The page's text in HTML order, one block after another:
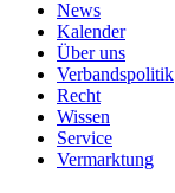
News
Kalender
Über uns
Verbandspolitik
Recht
Wissen
Service
Vermarktung